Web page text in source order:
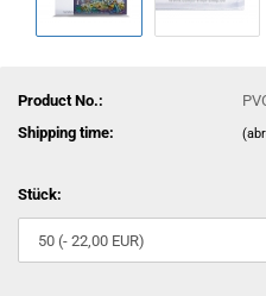
Product No.:
Shipping time:
Stück: